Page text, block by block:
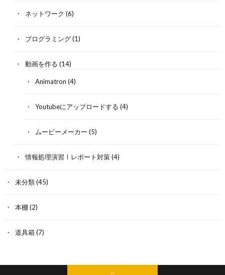
ネットワーク (6)
プログラミング(1)
動画を作る (14)
Animatron (4)
Youtubeにアップロードする (4)
ムービーメーカー (5)
情報処理演習Ⅰレポート対策(4)
未分類(45)
本棚 (2)
道具箱(7)